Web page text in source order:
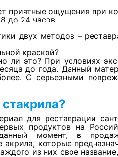
приятные ощущения при
до 24 часов.
двух методов –
краской?
ли это? При условиях
до года. Данный
С серьезными
для реставрации
продуктов на
момент, в
которые
из них свое